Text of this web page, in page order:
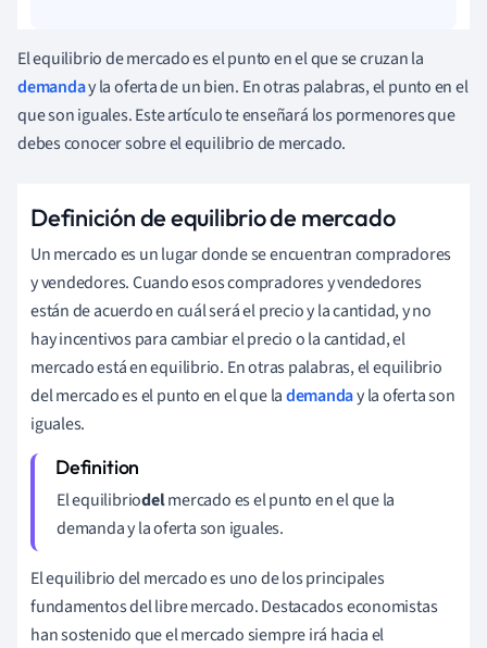
El equilibrio de mercado es el punto en el que se cruzan la
demanday la oferta de un bien. En otras palabras, el punto en el
que son iguales. Este artículo te enseñará los pormenores que
debes conocer sobre el equilibrio de mercado.
Definición de equilibrio de mercado
Un mercado es un lugar donde se encuentran compradores
y vendedores. Cuando esos compradores y vendedores
están de acuerdo en cuál será el precio y la cantidad, y no
hay incentivos para cambiar el precio o la cantidad, el
mercado está en equilibrio. En otras palabras, el equilibrio
del mercado es el punto en el que lademanday la oferta son
iguales.
El equilibriodelmercado es el punto en el que la
demanda y la oferta son iguales.
El equilibrio del mercado es uno de los principales
fundamentos del libre mercado. Destacados economistas
han sostenido que el mercado siempre irá hacia el